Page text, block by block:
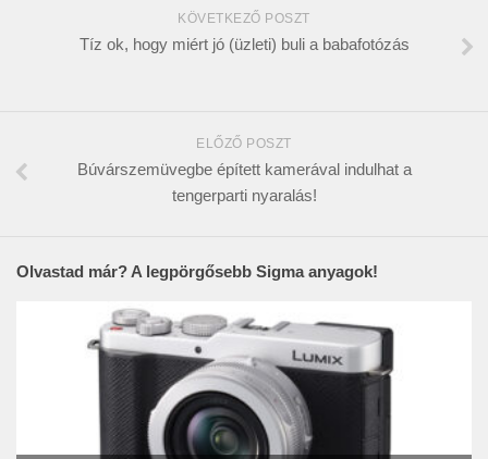
KÖVETKEZŐ POSZT
Tíz ok, hogy miért jó (üzleti) buli a babafotózás
ELŐZŐ POSZT
Búvárszemüvegbe épített kamerával indulhat a
tengerparti nyaralás!
Olvastad már? A legpörgősebb Sigma anyagok!